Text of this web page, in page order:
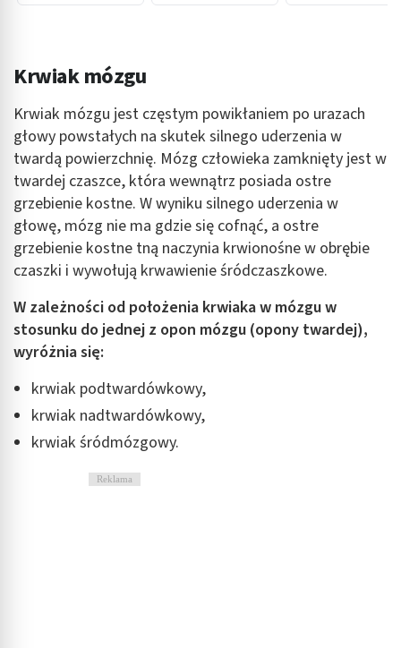
Krwiak mózgu
Krwiak mózgu jest częstym powikłaniem po urazach
głowy powstałych na skutek silnego uderzenia w
twardą powierzchnię. Mózg człowieka zamknięty jest w
twardej czaszce, która wewnątrz posiada ostre
grzebienie kostne. W wyniku silnego uderzenia w
głowę, mózg nie ma gdzie się cofnąć, a ostre
grzebienie kostne tną naczynia krwionośne w obrębie
czaszki i wywołują krwawienie śródczaszkowe.
W zależności od położenia krwiaka w mózgu w
stosunku do jednej z opon mózgu (opony twardej),
wyróżnia się:
krwiak podtwardówkowy,
krwiak nadtwardówkowy,
krwiak śródmózgowy.
Reklama